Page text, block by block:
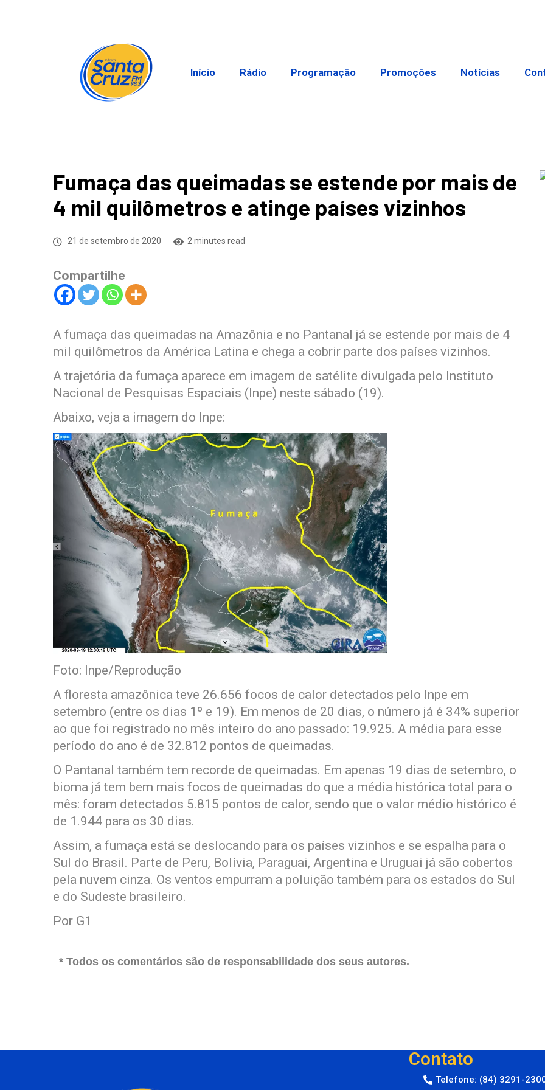
Início Rádio Programação Promoções Notícias
Fumaça das queimadas se estende por mais de
4 mil quilômetros e atinge países vizinhos
21 de setembro de 2020 2 minutes read
Compartilhe
A fumaça das queimadas na Amazônia e no Pantanal já se estende por mais de 4
mil quilômetros da América Latina e chega a cobrir parte dos países vizinhos.
A trajetória da fumaça aparece em imagem de satélite divulgada pelo Instituto
Nacional de Pesquisas Espaciais (Inpe) neste sábado (19).
Abaixo, veja a imagem do Inpe:
Foto: Inpe/Reprodução
A floresta amazônica teve 26.656 focos de calor detectados pelo Inpe em
setembro (entre os dias 1º e 19). Em menos de 20 dias, o número já é 34% superior
ao que foi registrado no mês inteiro do ano passado: 19.925. A média para esse
período do ano é de 32.812 pontos de queimadas.
O Pantanal também tem recorde de queimadas. Em apenas 19 dias de setembro, o
bioma já tem bem mais focos de queimadas do que a média histórica total para o
mês: foram detectados 5.815 pontos de calor, sendo que o valor médio histórico é
de 1.944 para os 30 dias.
Assim, a fumaça está se deslocando para os países vizinhos e se espalha para o
Sul do Brasil. Parte de Peru, Bolívia, Paraguai, Argentina e Uruguai já são cobertos
pela nuvem cinza. Os ventos empurram a poluição também para os estados do Sul
e do Sudeste brasileiro.
Por G1
* Todos os comentários são de responsabilidade dos seus autores.
Contato
Telefone: (84) 3291-